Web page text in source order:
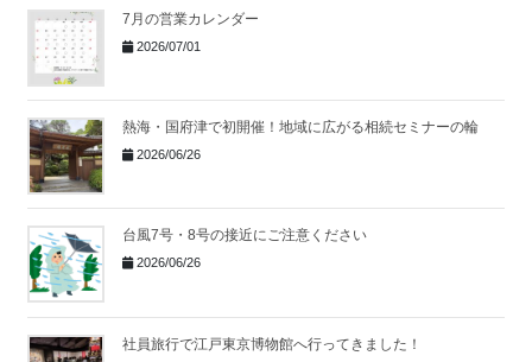
7月の営業カレンダー
2026/07/01
熱海・国府津で初開催！地域に広がる相続セミナーの輪
2026/06/26
台風7号・8号の接近にご注意ください
2026/06/26
社員旅行で江戸東京博物館へ行ってきました！